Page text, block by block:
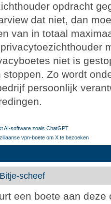
opdracht
dat niet, dan
van in totaal
niet is
Zo wordt
persoonlijk
AI-software zoals ChatGPT
vpn-boete om X te bezoeken
Bitje-scheef
een boete aan deze